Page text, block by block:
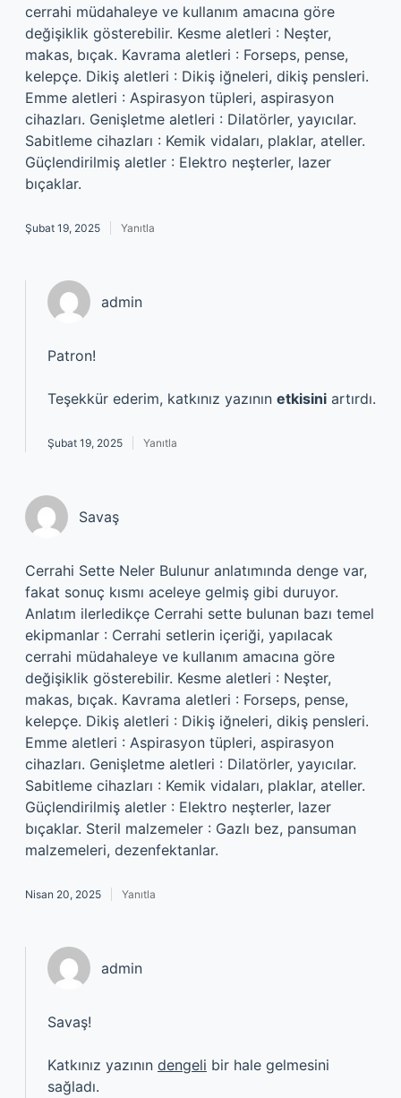
cerrahi müdahaleye ve kullanım amacına göre
değişiklik gösterebilir. Kesme aletleri : Neşter,
makas, bıçak. Kavrama aletleri : Forseps, pense,
kelepçe. Dikiş aletleri : Dikiş iğneleri, dikiş pensleri.
Emme aletleri : Aspirasyon tüpleri, aspirasyon
cihazları. Genişletme aletleri : Dilatörler, yayıcılar.
Sabitleme cihazları : Kemik vidaları, plaklar, ateller.
Güçlendirilmiş aletler : Elektro neşterler, lazer
bıçaklar.
Şubat 19, 2025 Yanıtla
admin
Patron!
Teşekkür ederim, katkınız yazının etkisini artırdı.
Şubat 19, 2025 Yanıtla
Savaş
Cerrahi Sette Neler Bulunur anlatımında denge var,
fakat sonuç kısmı aceleye gelmiş gibi duruyor.
Anlatım ilerledikçe Cerrahi sette bulunan bazı temel
ekipmanlar : Cerrahi setlerin içeriği, yapılacak
cerrahi müdahaleye ve kullanım amacına göre
değişiklik gösterebilir. Kesme aletleri : Neşter,
makas, bıçak. Kavrama aletleri : Forseps, pense,
kelepçe. Dikiş aletleri : Dikiş iğneleri, dikiş pensleri.
Emme aletleri : Aspirasyon tüpleri, aspirasyon
cihazları. Genişletme aletleri : Dilatörler, yayıcılar.
Sabitleme cihazları : Kemik vidaları, plaklar, ateller.
Güçlendirilmiş aletler : Elektro neşterler, lazer
bıçaklar. Steril malzemeler : Gazlı bez, pansuman
malzemeleri, dezenfektanlar.
Nisan 20, 2025 Yanıtla
admin
Savaş!
Katkınız yazının dengeli bir hale gelmesini
sağladı.